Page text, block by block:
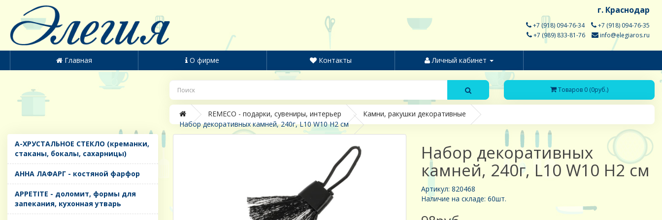
г. Краснодар
+7 (918) 094-76-34
+7 (918) 094-76-35
+7 (989) 833-81-76
info@elegiaros.ru
Главная О фирме Контакты Личный кабинет
Товаров 0 (0руб.)
REMECO - подарки, сувениры, интерьер
Камни, ракушки декоративные
Набор декоративных камней, 240г, L10 W10 H2 см
A-ХРУСТАЛЬНОЕ СТЕКЛО (креманки,
стаканы, бокалы, сахарницы)
AHHA ЛАФАРГ - костяной фарфор
APPETITE - доломит, формы для
запекания, кухонная утварь
Набор декоративных
камней, 240г, L10 W10 H2 см
Артикул: 820468
Наличие на складе: 60шт.